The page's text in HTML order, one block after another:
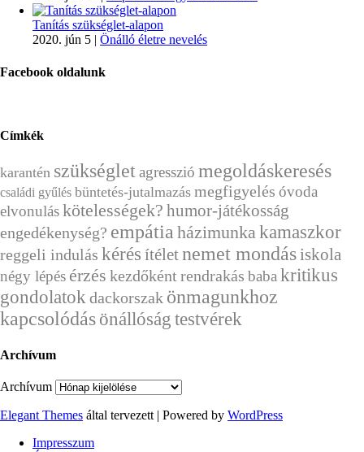
Tanítás szükséglet-alapon
2020. jún 5 | Önálló életre nevelés
Facebook oldalunk
Címkék
karantén szükségletagresszió megoldáskeresés
családi gyűlés büntetés-jutalmazás megfigyelés óvoda
elvonuláskötelességek? humor-játékosság
engedékenység? empátia házimunkakamaszkor
reggeli indulás kérés ítéletnemet mondásiskola
négy lépés érzés kezdőkéntrendrakás babakritikus
gondolatokdackorszak önmagunkhoz
kapcsolódásönállóság testvérek
Archívum
Archívum
Elegant Themes által tervezett | Powered by WordPress
Impresszum